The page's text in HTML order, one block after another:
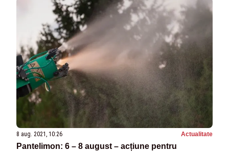
8 aug. 2021, 10:26 Actualitate
Pantelimon: 6 – 8 august – acțiune pentru